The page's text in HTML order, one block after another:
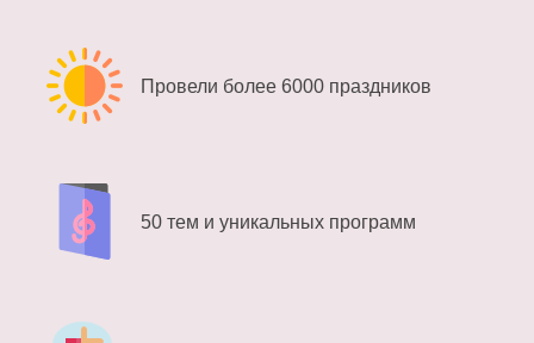
Провели более 6000 праздников
50 тем и уникальных программ